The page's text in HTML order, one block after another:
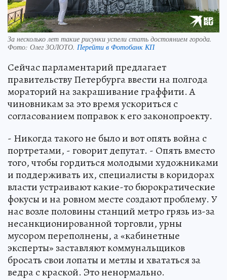
За несколько лет такие рисунки успели стать достоянием города.
Фото: Олег ЗОЛОТО. Перейти в Фотобанк КП
Сейчас парламентарий предлагает
правительству Петербурга ввести на полгода
мораторий на закрашивание граффити. А
чиновникам за это время ускориться с
согласованием поправок к его законопроекту.
- Никогда такого не было и вот опять война с
портретами, - говорит депутат. - Опять вместо
того, чтобы гордиться молодыми художниками
и поддерживать их, специалисты в коридорах
власти устраивают какие-то бюрократические
фокусы и на ровном месте создают проблему. У
нас возле половины станций метро грязь из-за
несанкционированной торговли, урны
мусором переполнены, а «кабинетные
эксперты» заставляют коммунальщиков
бросать свои лопаты и метлы и хвататься за
ведра с краской. Это ненормально.